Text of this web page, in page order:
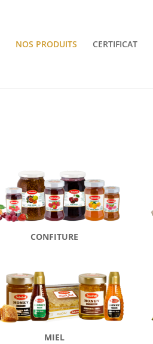
NOS PRODUITS CERTIFICAT
CONFITURE
MIEL